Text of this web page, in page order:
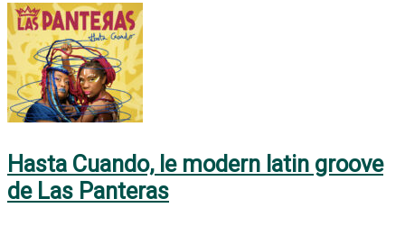
Hasta Cuando, le modern latin groove
de Las Panteras